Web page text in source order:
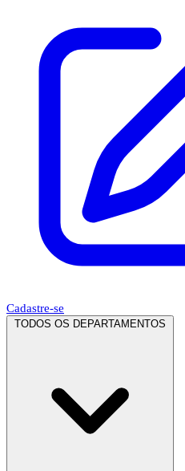
Cadastre-se
TODOS OS DEPARTAMENTOS